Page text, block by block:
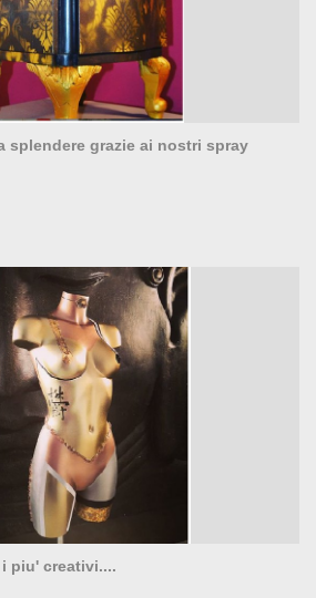
splendere grazie ai nostri spray
piu' creativi....